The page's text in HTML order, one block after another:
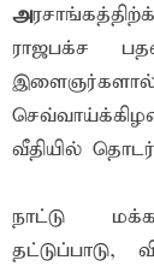
அ
ராஜபக்ச
வீதியில்
நாட்டு